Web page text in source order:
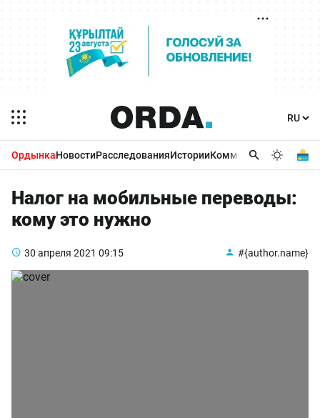
ОрдынкаНовостиРасследованияИсторииКомментарииБизнес
Налог на мобильные переводы:
кому это нужно
30 апреля 2021 09:15 #{author.name}